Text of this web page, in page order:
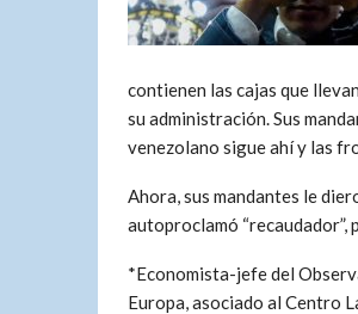
contienen las cajas que
su administración. Sus
venezolano sigue ahí y las
Ahora, sus mandantes le
autoproclamó “recaudador”,
*Economista-jefe del
Europa, asociado al Centro